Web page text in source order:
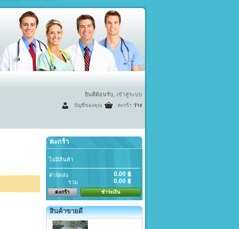
ยินดีต้อนรับ, เข้าสู่ระบบ
ตะกร้า ว่าง
บัญชีของคุณ
ตะกร้า
ไม่มีสินค้า
ค่าจัดส่ง 0.00 ฿
รวม 0.00 ฿
ตะกร้า ชำระเงิน
สินค้าขายดี